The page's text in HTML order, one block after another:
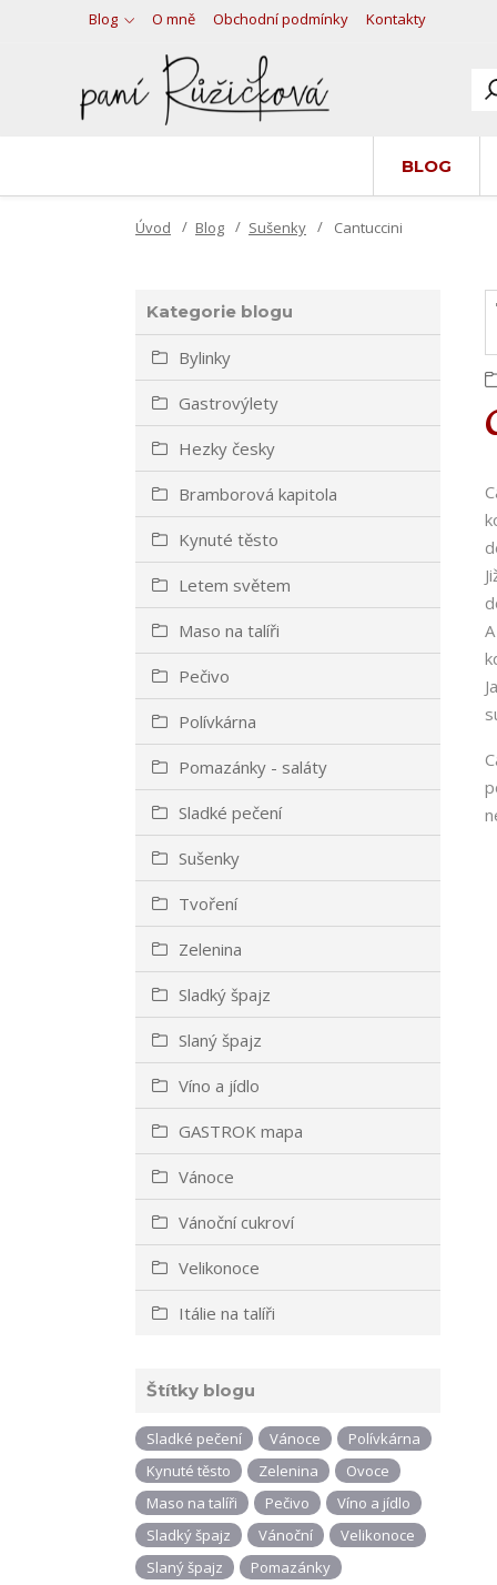
Blog O mně Obchodní podmínky Kontakty
BLOG
Úvod Blog Sušenky Cantuccini
Kategorie blogu
Bylinky
Gastrovýlety
Hezky česky
Bramborová kapitola
Kynuté těsto
Letem světem
Maso na talíři
Pečivo
Polívkárna
Pomazánky - saláty
Sladké pečení
Sušenky
Tvoření
Zelenina
Sladký špajz
Slaný špajz
Víno a jídlo
GASTROK mapa
Vánoce
Vánoční cukroví
Velikonoce
Itálie na talíři
Štítky blogu
Sladké pečení Vánoce
Polívkárna
Kynuté těsto
Zelenina
Ovoce
Maso na talíři
Pečivo
Víno a jídlo
Sladký špajz
Vánoční
Velikonoce
Slaný špajz
Pomazánky